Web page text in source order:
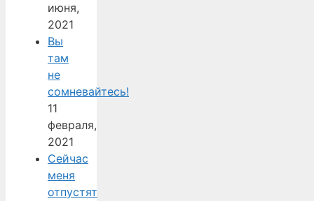
июня,
2021
Вы
там
не
сомневайтесь!
11
февраля,
2021
Сейчас
меня
отпустят